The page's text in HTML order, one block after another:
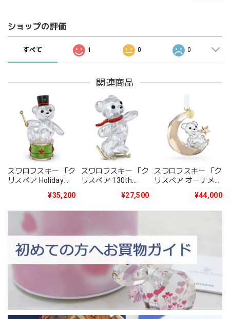
ショップの評価
すべて 1 0 0
関連商品
スワロフスキー 「ク
リスベア Holiday
品」5701510¥35,200
スワロフスキー 「ク
リスベア 130th
¥27,500
スワロフスキー 「ク
リスベア オーナメン
産品」5701830¥44,000